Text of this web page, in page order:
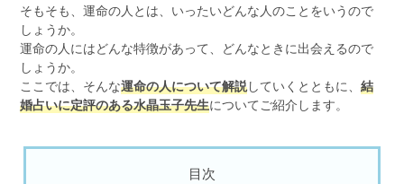
そもそも、運命の人とは、いったいどんな人のことをいうので
しょうか。
運命の人にはどんな特徴があって、どんなときに出会えるので
しょうか。
ここでは、そんな運命の人について解説していくとともに、結
婚占いに定評のある水晶玉子先生についてご紹介します。
目次